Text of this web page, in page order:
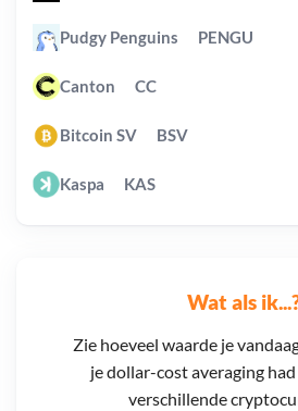
Wat als
Zie hoeveel waarde je
je dollar-cost averaging
verschillende
Pudgy Penguins PENGU
Canton CC
Bitcoin SV BSV
Kaspa KAS